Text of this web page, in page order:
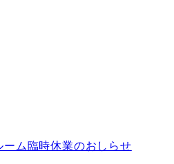
ム臨時休業のおしらせ